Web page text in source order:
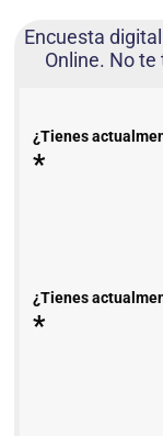
Encuesta
Online. No
¿Tienes
*
¿Tienes
*